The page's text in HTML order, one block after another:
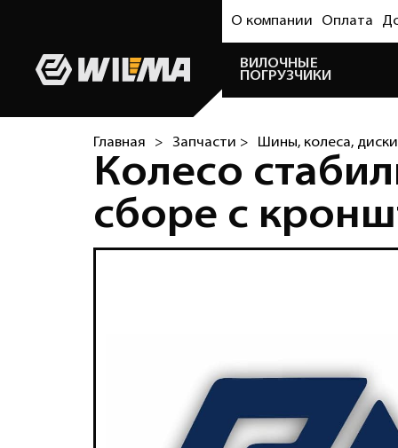
О компании Оплата
ВИЛОЧНЫЕ
ПОГРУЗЧИКИ
Главная > Запчасти > Шины, колеса,
Колесо
сборе с